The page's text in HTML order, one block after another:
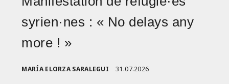
syrien·nes : « No delays any
more ! »
MARÍA ELORZA SARALEGUI 31.07.2026